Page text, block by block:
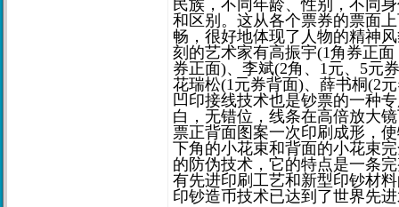
民族，不同年龄、性别，不同
和区别。这从各个票券的票面
畅，很好地体现了人物的精神
刻的艺术家有高振宇(1角券正
券正面)、李斌(2角、1元、5元
花瑞松(1元券背面)、薛书桐(2
凹印接线技术也是钞票的一种
白，无错位，线条在高倍放大
票正背面图案一次印刷成形，
下角的小花束和背面的小花束
的防伪技术，它的特点是一条
有先进印刷工艺和新型印钞材
印钞造币技术已达到了世界先